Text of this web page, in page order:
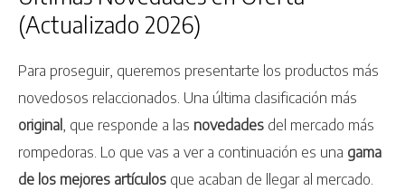
(Actualizado 2026)
Para proseguir, queremos presentarte los productos más
novedosos relaccionados. Una última clasificación más
original , que responde a las novedades del mercado más
rompedoras. Lo que vas a ver a continuación es una gama
de los mejores artículos que acaban de llegar al mercado.